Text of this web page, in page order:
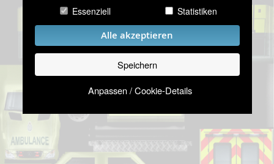
Essenziell
Statistiken
Alle akzeptieren
Speichern
Anpassen / Cookie-Details